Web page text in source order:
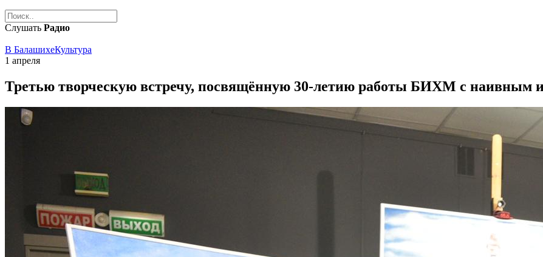
Слушать Радио
В БалашихеКультура
1 апреля
Третью творческую встречу, посвящённую 30-летию работы БИХМ с наивным